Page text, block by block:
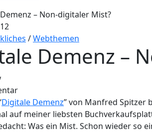
/Webthemen
Demenz –
Digitale Demenz” von Manfred Spitzer
auf meiner liebsten
Was ein Mist. Schon wieder so